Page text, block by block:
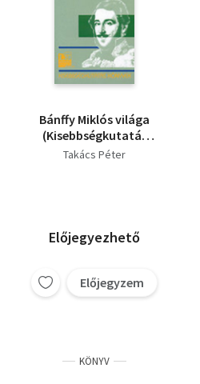
Bánffy Miklós világa
(Kisebbségkutatás
Könyvek)
Takács Péter
Előjegyezhető
Előjegyzem
KÖNYV